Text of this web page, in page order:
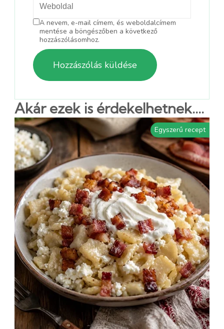
A nevem, e-mail címem, és weboldalcímem
mentése a böngészőben a következő
hozzászólásomhoz.
Akár ezek is érdekelhetnek....
Egyszerű recept